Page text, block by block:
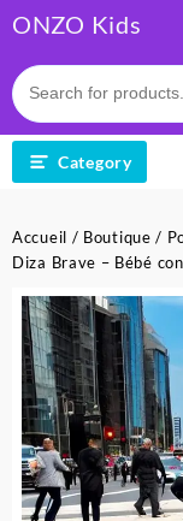
to
content
ONZO Kids
Category
Accueil / Boutique /
Diza Brave – Bébé